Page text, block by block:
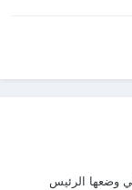
وضعها الرئيس